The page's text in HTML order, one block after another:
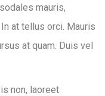
mauris,
at tellus orci. Mauris
at quam. Duis vel
non, laoreet